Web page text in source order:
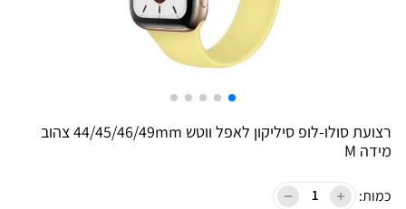
רצועת סולו-לופ סיליקון לאפל ווטש 44/45/46/49mm צהוב
מידה M
כמות: